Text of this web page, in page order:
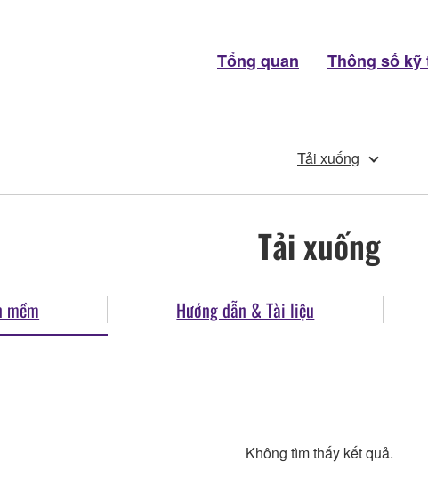
Tổng quan Thông số kỹ
Tải xuống
Tải xuống
mềm Hướng dẫn & Tài liệu
Không tìm thấy kết quả.